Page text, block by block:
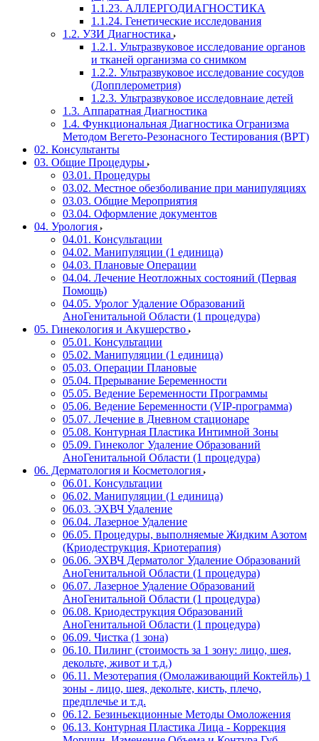
1.1.23. АЛЛЕРГОДИАГНОСТИКА
1.1.24. Генетические исследования
1.2. УЗИ Диагностика
1.2.1. Ультразвуковое исследование органов
и тканей организма со снимком
1.2.2. Ультразвуковое исследование сосудов
(Допплерометрия)
1.2.3. Ультразвуковое исследовнаие детей
1.3. Аппаратная Диагностика
1.4. Функциональная Диагностика Огранизма
Методом Вегето-Резонасного Тестирования (ВРТ)
02. Консультанты
03. Общие Процедуры
03.01. Процедуры
03.02. Местное обезболивание при манипуляциях
03.03. Общие Мероприятия
03.04. Оформление документов
04. Урология
04.01. Консультации
04.02. Манипуляции (1 единица)
04.03. Плановые Операции
04.04. Лечение Неотложных состояний (Первая
Помощь)
04.05. Уролог Удаление Образований
АноГенитальной Области (1 процедура)
05. Гинекология и Акушерство
05.01. Консультации
05.02. Манипуляции (1 единица)
05.03. Операции Плановые
05.04. Прерывание Беременности
05.05. Ведение Беременности Программы
05.06. Ведение Беременности (VIP-программа)
05.07. Лечение в Дневном стационаре
05.08. Контурная Пластика Интимной Зоны
05.09. Гинеколог Удаление Образований
АноГенитальной Области (1 процедура)
06. Дерматология и Косметология
06.01. Консультации
06.02. Манипуляции (1 единица)
06.03. ЭХВЧ Удаление
06.04. Лазерное Удаление
06.05. Процедуры, выполняемые Жидким Азотом
(Криодеструкция, Криотерапия)
06.06. ЭХВЧ Дерматолог Удаление Образований
АноГенитальной Области (1 процедура)
06.07. Лазерное Удаление Образований
АноГенитальной Области (1 процедура)
06.08. Криодеструкция Образований
АноГенитальной Области (1 процедура)
06.09. Чистка (1 зона)
06.10. Пилинг (стоимость за 1 зону: лицо, шея,
декольте, живот и т.д.)
06.11. Мезотерапия (Омолаживающий Коктейль) 1
зоны - лицо, шея, декольте, кисть, плечо,
предплечье и т.д.
06.12. Безиньекционные Методы Омоложения
06.13. Контурная Пластика Лица - Коррекция